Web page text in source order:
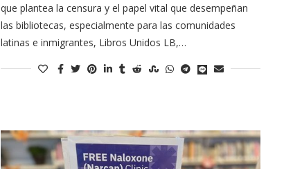
que plantea la censura y el papel vital que desempeñan
las bibliotecas, especialmente para las comunidades
latinas e inmigrantes, Libros Unidos LB,…